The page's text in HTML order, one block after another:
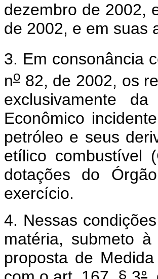
dezembro de 2002,
de 2002, e em suas
3. Em consonância
no 82, de 2002, os
exclusivamente
Econômico
petróleo e seus
etílico combustível
dotações do
exercício.
4. Nessas
matéria, submeto
proposta de